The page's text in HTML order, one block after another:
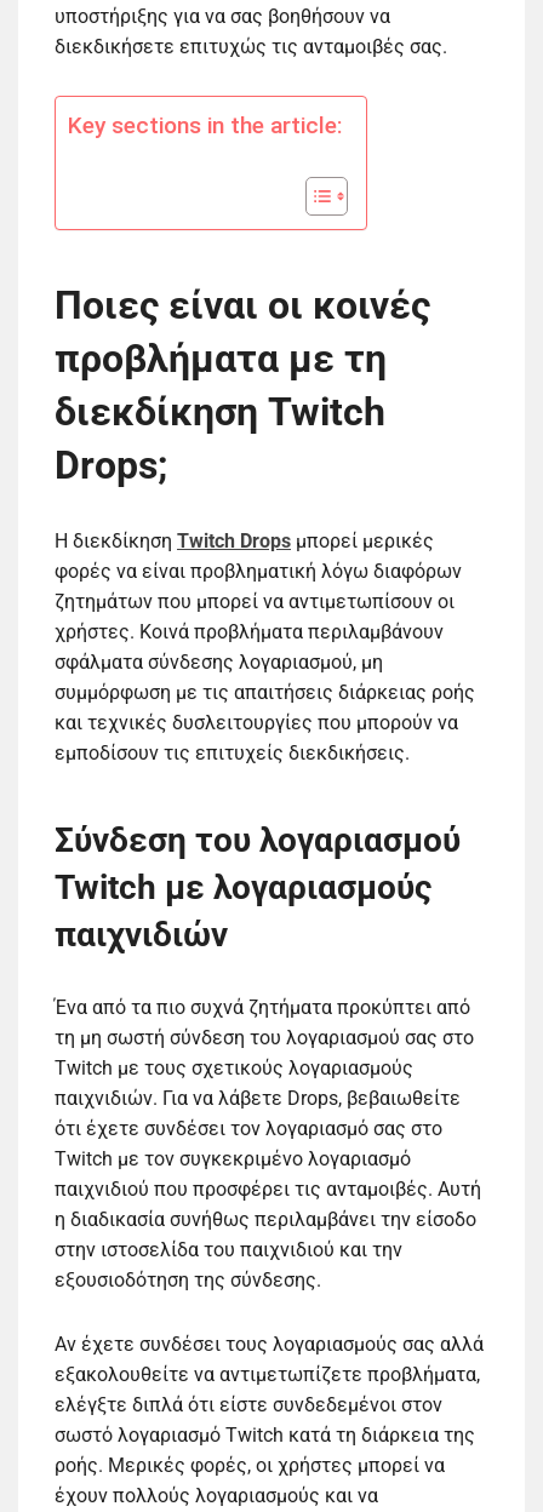
υποστήριξης για να σας βοηθήσουν να
διεκδικήσετε επιτυχώς τις ανταμοιβές σας.
Key sections in the article:
Ποιες είναι οι κοινές
προβλήματα με τη
διεκδίκηση Twitch
Drops;
Η διεκδίκηση Twitch Drops μπορεί μερικές
φορές να είναι προβληματική λόγω διαφόρων
ζητημάτων που μπορεί να αντιμετωπίσουν οι
χρήστες. Κοινά προβλήματα περιλαμβάνουν
σφάλματα σύνδεσης λογαριασμού, μη
συμμόρφωση με τις απαιτήσεις διάρκειας ροής
και τεχνικές δυσλειτουργίες που μπορούν να
εμποδίσουν τις επιτυχείς διεκδικήσεις.
Σύνδεση του λογαριασμού
Twitch με λογαριασμούς
παιχνιδιών
Ένα από τα πιο συχνά ζητήματα προκύπτει από
τη μη σωστή σύνδεση του λογαριασμού σας στο
Twitch με τους σχετικούς λογαριασμούς
παιχνιδιών. Για να λάβετε Drops, βεβαιωθείτε
ότι έχετε συνδέσει τον λογαριασμό σας στο
Twitch με τον συγκεκριμένο λογαριασμό
παιχνιδιού που προσφέρει τις ανταμοιβές. Αυτή
η διαδικασία συνήθως περιλαμβάνει την είσοδο
στην ιστοσελίδα του παιχνιδιού και την
εξουσιοδότηση της σύνδεσης.
Αν έχετε συνδέσει τους λογαριασμούς σας αλλά
εξακολουθείτε να αντιμετωπίζετε προβλήματα,
ελέγξτε διπλά ότι είστε συνδεδεμένοι στον
σωστό λογαριασμό Twitch κατά τη διάρκεια της
ροής. Μερικές φορές, οι χρήστες μπορεί να
έχουν πολλούς λογαριασμούς και να